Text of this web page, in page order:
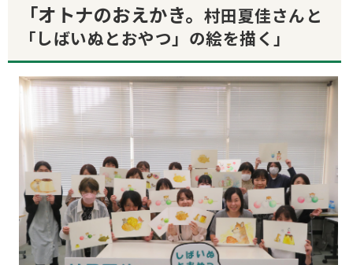
「オトナのおえかき。 村田夏佳さんと
「しばいぬとおやつ」の絵を描く」